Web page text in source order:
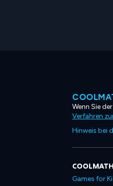
Wenn Sie
Verfahren
Hinweis bei
Games for